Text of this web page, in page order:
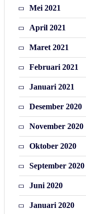
Mei 2021
April 2021
Maret 2021
Februari 2021
Januari 2021
Desember 2020
November 2020
Oktober 2020
September 2020
Juni 2020
Januari 2020